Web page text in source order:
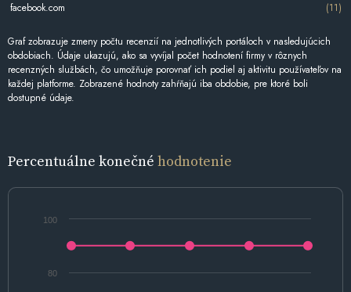
facebook.com
(11)
Graf zobrazuje zmeny počtu recenzií na jednotlivých portáloch v nasledujúcich
obdobiach. Údaje ukazujú, ako sa vyvíjal počet hodnotení firmy v rôznych
recenzných službách, čo umožňuje porovnať ich podiel aj aktivitu používateľov na
každej platforme. Zobrazené hodnoty zahŕňajú iba obdobie, pre ktoré boli
dostupné údaje.
Percentuálne konečné hodnotenie
80
100